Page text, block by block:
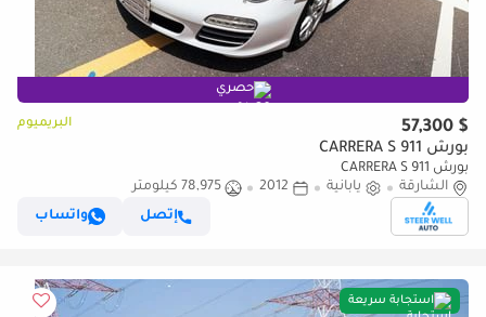
حصري
$ 57,300 البريميوم
بورش 911 CARRERA S
بورش 911 CARRERA S
الشارقة
يابانية 2012
78,975 كيلومتر
إتصل
واتساب
استجابة سريعة